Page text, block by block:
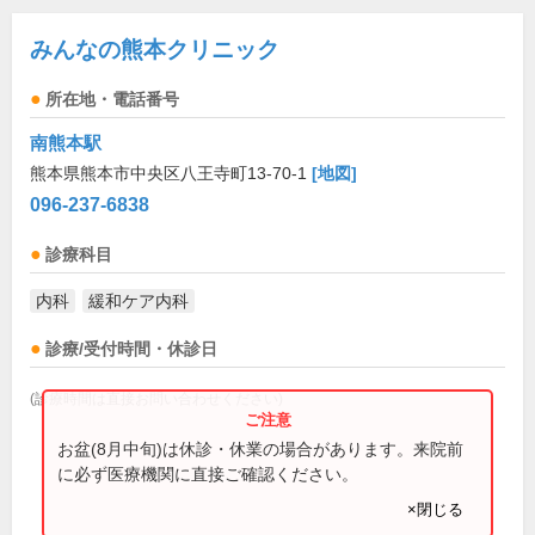
みんなの熊本クリニック
所在地・電話番号
南熊本駅
熊本県熊本市中央区八王寺町13-70-1 [地図]
096-237-6838
診療科目
内科 緩和ケア内科
診療/受付時間・休診日
(診療時間は直接お問い合わせください)
お盆(8月中旬)は休診・休業の場合があります。来院前
に必ず医療機関に直接ご確認ください。
×閉じる